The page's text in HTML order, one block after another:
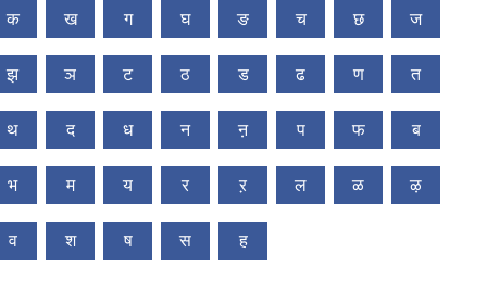
क ख ग घ ङ च छ ज
झ ञ ट ठ ड ढ ण त
थ द ध न ऩ प फ ब
भ म य र ऱ ल ळ ऴ
व श ष स ह